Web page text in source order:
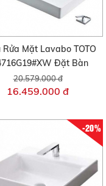
Rửa Mặt Lavabo TOTO
Đặt Bàn
20.579.000 đ
16.459.000 đ
-20%